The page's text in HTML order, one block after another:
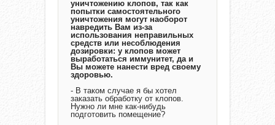
уничтожению клопов, так как
попытки самостоятельного
уничтожения могут наоборот
навредить Вам из-за
использования неправильных
средств или несоблюдения
дозировки: у клопов может
выработаться иммунитет, да и
Вы можете нанести вред своему
здоровью.
- В таком случае я бы хотел
заказать обработку от клопов.
Нужно ли мне как-нибудь
подготовить помещение?